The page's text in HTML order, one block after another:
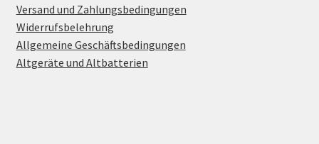
Versand und Zahlungsbedingungen
Widerrufsbelehrung
Allgemeine Geschäftsbedingungen
Altgeräte und Altbatterien